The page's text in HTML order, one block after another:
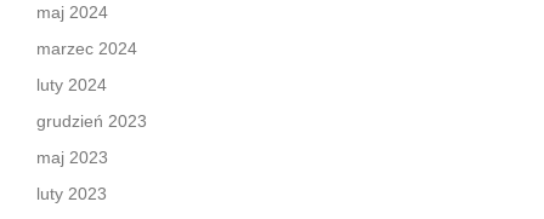
maj 2024
marzec 2024
luty 2024
grudzień 2023
maj 2023
luty 2023